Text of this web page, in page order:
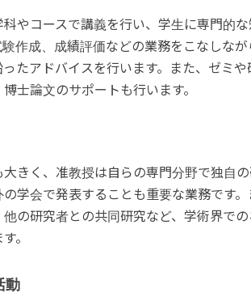
やコースで講義を行い、学生に専門的
験作成、成績評価などの業務をこなしな
たアドバイスを行います。また、ゼミ
士論文のサポートも行います。
きく、准教授は自らの専門分野で独自
学会で発表することも重要な業務です
の研究者との共同研究など、学術界で
。
動